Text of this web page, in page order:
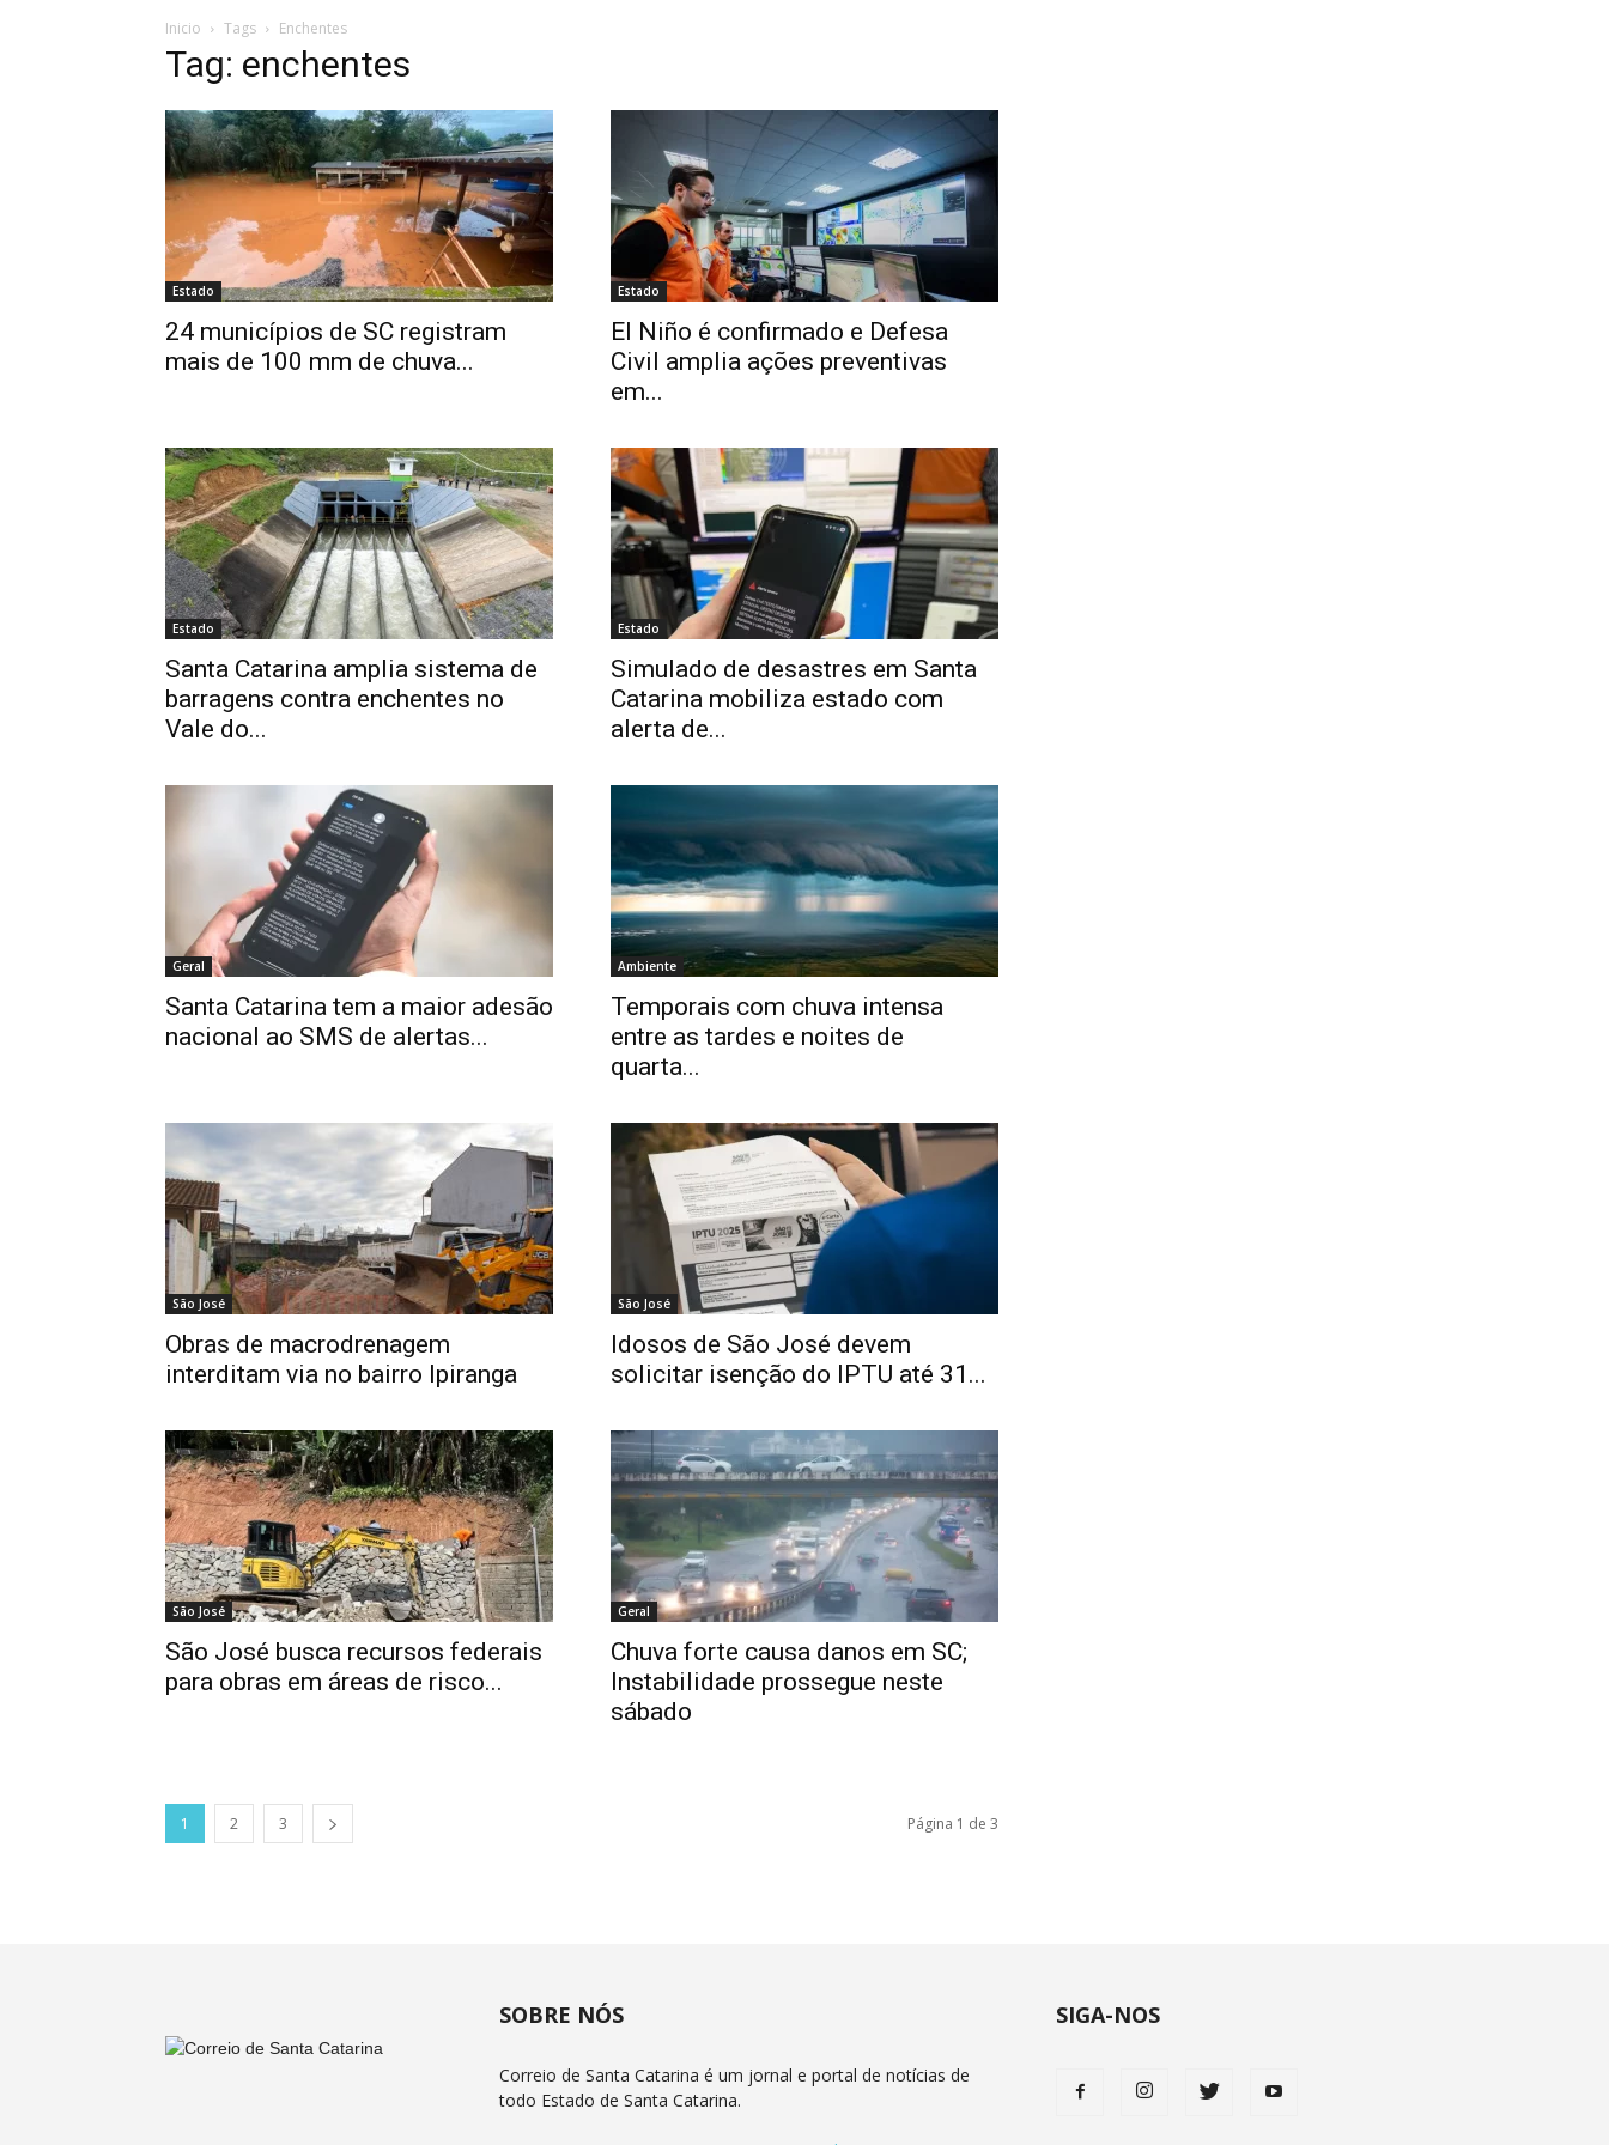
Inicio Tags Enchentes
Tag: enchentes
Estado
24 municípios de SC registram
mais de 100 mm de chuva...
Estado
El Niño é confirmado e Defesa
Civil amplia ações preventivas
em...
Estado
Santa Catarina amplia sistema de
barragens contra enchentes no
Vale do...
Estado
Simulado de desastres em Santa
Catarina mobiliza estado com
alerta de...
Geral
Santa Catarina tem a maior adesão
nacional ao SMS de alertas...
Ambiente
Temporais com chuva intensa
entre as tardes e noites de
quarta...
São José
Obras de macrodrenagem
interditam via no bairro Ipiranga
São José
Idosos de São José devem
solicitar isenção do IPTU até 31...
São José
São José busca recursos federais
para obras em áreas de risco...
Geral
Chuva forte causa danos em SC;
Instabilidade prossegue neste
sábado
1 2 3 Página 1 de 3
SOBRE NÓS
Correio de Santa Catarina é um jornal e portal de notícias de
todo Estado de Santa Catarina.
SIGA-NOS